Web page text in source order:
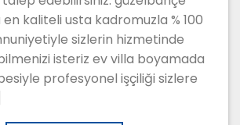
en kaliteli usta kadromuzla % 100
sizlerin hizmetinde
isteriz ev villa boyamada
profesyonel işçiliği sizlere